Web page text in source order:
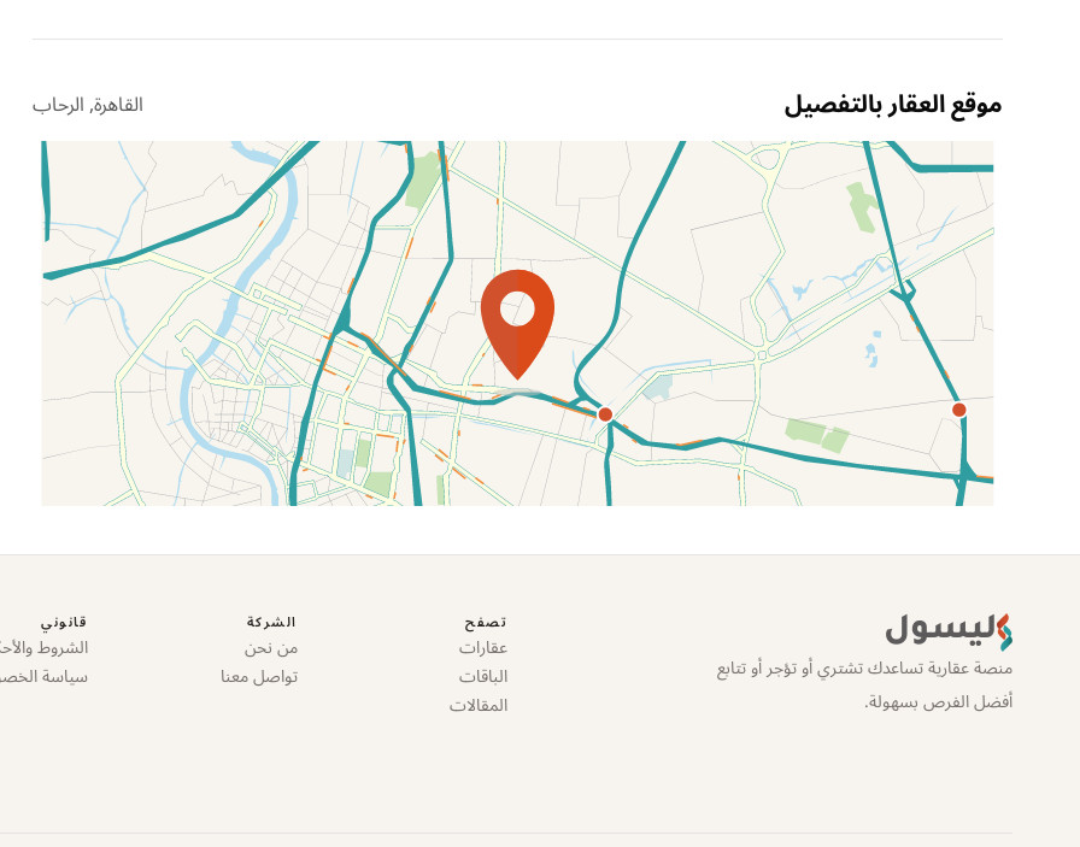
موقع العقار بالتفصيل القاهرة, الرحاب
الموقع عل الخريطة
ليسول
منصة عقارية تساعدك تشتري أو تؤجر أو تتابع
أفضل الفرص بسهولة.
تصفح
عقارات
الباقات
المقالات
الشركة
من نحن
تواصل معنا
قانوني
الشروط
سياسة